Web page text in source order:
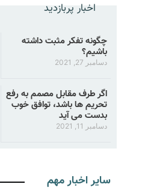
اخبار پربازدید
چگونه تفکر مثبت داشته
باشیم؟
دسامبر 27, 2021
اگر طرف مقابل مصمم به رفع
تحریم ها باشد، توافق خوب
بدست می آید
دسامبر 11, 2021
سایر اخبار مهم